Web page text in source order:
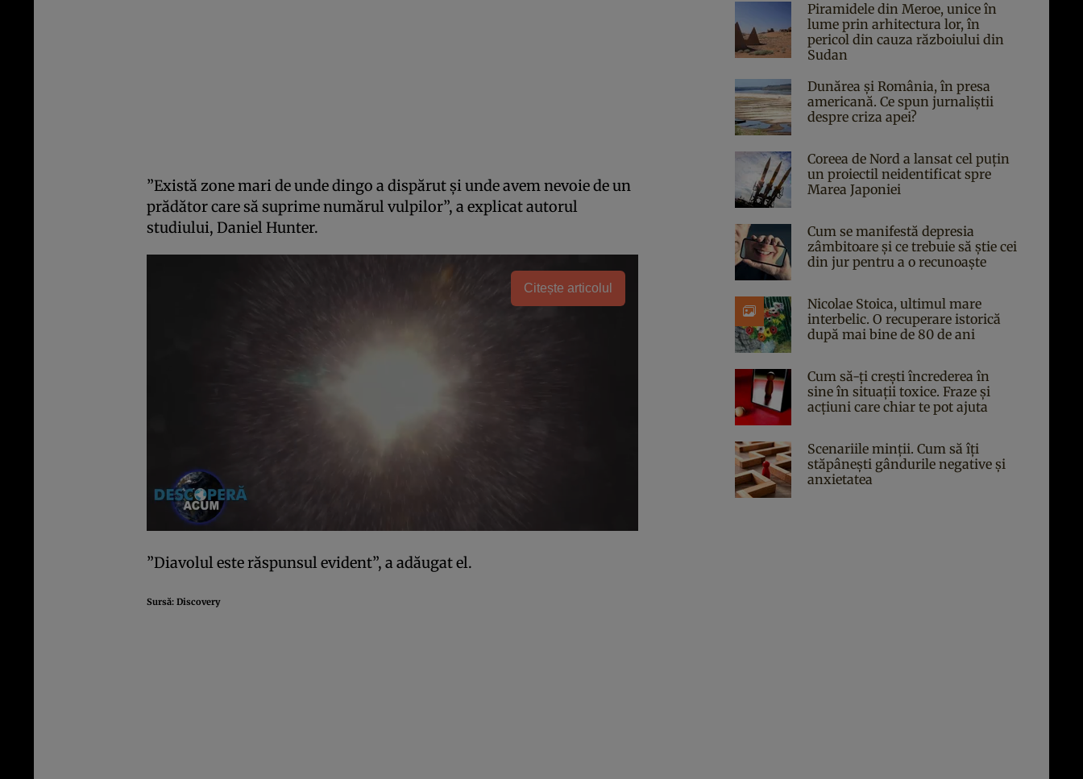
”Există zone mari de unde dingo a dispărut şi unde avem nevoie de un
prădător care să suprime numărul vulpilor”, a explicat autorul
studiului, Daniel Hunter.
Citește articolul
”Diavolul este răspunsul evident”, a adăugat el.
Sursă: Discovery
Piramidele din Meroe, unice în
lume prin arhitectura lor, în
pericol din cauza războiului din
Sudan
Dunărea și România, în presa
americană. Ce spun jurnaliștii
despre criza apei?
Coreea de Nord a lansat cel puțin
un proiectil neidentificat spre
Marea Japoniei
Cum se manifestă depresia
zâmbitoare și ce trebuie să știe cei
din jur pentru a o recunoaște
Nicolae Stoica, ultimul mare
interbelic. O recuperare istorică
după mai bine de 80 de ani
Cum să-ți crești încrederea în
sine în situații toxice. Fraze și
acțiuni care chiar te pot ajuta
Scenariile minții. Cum să îți
stăpânești gândurile negative și
anxietatea